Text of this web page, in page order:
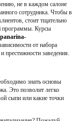
не в каждом салоне
сотрудника. Чтобы в
стоит тщательно
программы. Курсы
от набора
престижности заведения.
знать основы
Это позволит легко
сыпи или какие точки